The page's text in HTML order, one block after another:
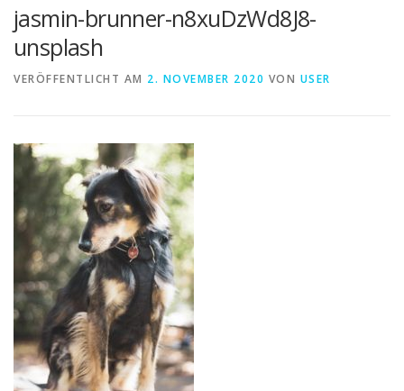
OHRENPFLEGE
jasmin-brunner-n8xuDzWd8J8-
unsplash
VERÖFFENTLICHT AM 2. NOVEMBER 2020 VON USER